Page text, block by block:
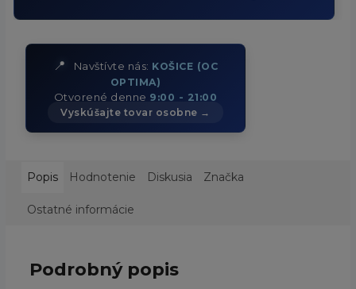
📍 Navštívte nás: KOŠICE (OC
OPTIMA)
Otvorené denne 9:00 - 21:00
Vyskúšajte tovar osobne →
Popis Hodnotenie Diskusia Značka
Ostatné informácie
Podrobný popis